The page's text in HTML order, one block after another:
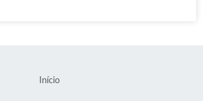
Início